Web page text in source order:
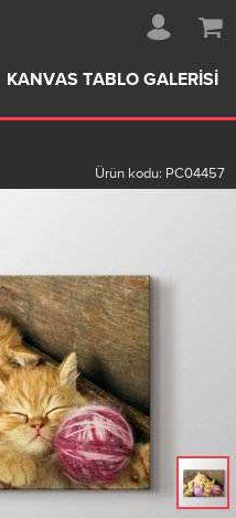
KANVAS TABLO GALERISI
Ürün kodu: PC04457